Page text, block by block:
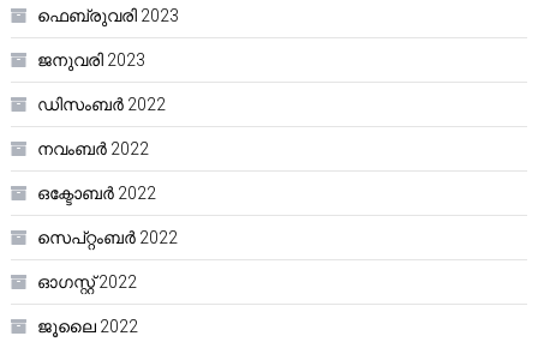
ഫെബ്രുവരി 2023
ജനുവരി 2023
ഡിസംബർ 2022
നവംബർ 2022
ഒക്ടോബർ 2022
സെപ്റ്റംബർ 2022
ഓഗസ്റ്റ്‌ 2022
ജൂലൈ 2022